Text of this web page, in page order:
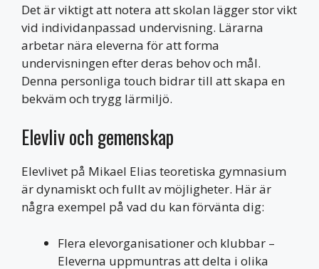
Det är viktigt att notera att skolan lägger stor vikt
vid individanpassad undervisning. Lärarna
arbetar nära eleverna för att forma
undervisningen efter deras behov och mål.
Denna personliga touch bidrar till att skapa en
bekväm och trygg lärmiljö.
Elevliv och gemenskap
Elevlivet på Mikael Elias teoretiska gymnasium
är dynamiskt och fullt av möjligheter. Här är
några exempel på vad du kan förvänta dig:
Flera elevorganisationer och klubbar –
Eleverna uppmuntras att delta i olika